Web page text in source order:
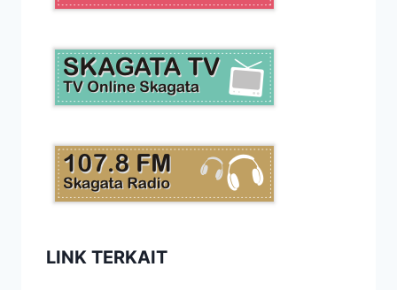
LINK TERKAIT